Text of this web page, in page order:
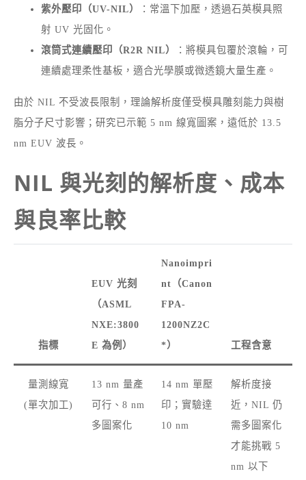
紫外壓印（UV-NIL）
：常溫下加壓，透過石英模具照
射 UV 光固化。
滾筒式連續壓印（R2R NIL）
：將模具包覆於滾輪，可
連續處理柔性基板，適合光學膜或微透鏡大量生產。
由於 NIL 不受波長限制，理論解析度僅受模具雕刻能力與樹
脂分子尺寸影響；研究已示範 5 nm 線寬圖案，遠低於 13.5
nm EUV 波長。
NIL 與光刻的解析度、成本
與良率比較
指標
EUV 光刻
（ASML
NXE:3800
E 為例）
Nanoimpri
nt（Canon
FPA-
1200NZ2C
*）
工程含意
量測線寬
(單次加工)
13 nm 量產
可行、8 nm
多圖案化
14 nm 單壓
印；實驗達
10 nm
解析度接
近，NIL 仍
需多圖案化
才能挑戰 5
nm 以下